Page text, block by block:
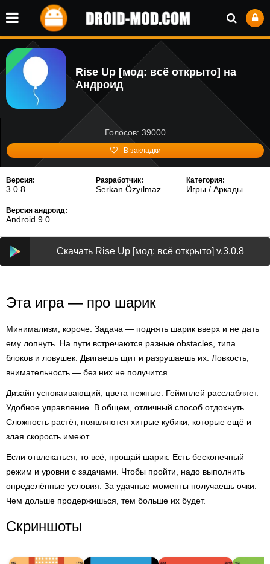
Rise Up [мод: всё открыто] на
Андроид
Голосов: 39000
В закладки
Версия:
3.0.8
Разработчик:
Serkan Özyılmaz
Категория:
Игры/ Аркады
Версия андроид:
Android 9.0
Скачать Rise Up [мод: всё открыто] v.3.0.8
Эта игра — про шарик
Минимализм, короче. Задача — поднять шарик вверх и не дать
ему лопнуть. На пути встречаются разные obstacles, типа
блоков и ловушек. Двигаешь щит и разрушаешь их. Ловкость,
внимательность — без них не получится.
Дизайн успокаивающий, цвета нежные. Геймплей расслабляет.
Удобное управление. В общем, отличный способ отдохнуть.
Сложность растёт, появляются хитрые кубики, которые ещё и
злая скорость имеют.
Если отвлекаться, то всё, прощай шарик. Есть бесконечный
режим и уровни с задачами. Чтобы пройти, надо выполнить
определённые условия. За удачные моменты получаешь очки.
Чем дольше продержишься, тем больше их будет.
Скриншоты